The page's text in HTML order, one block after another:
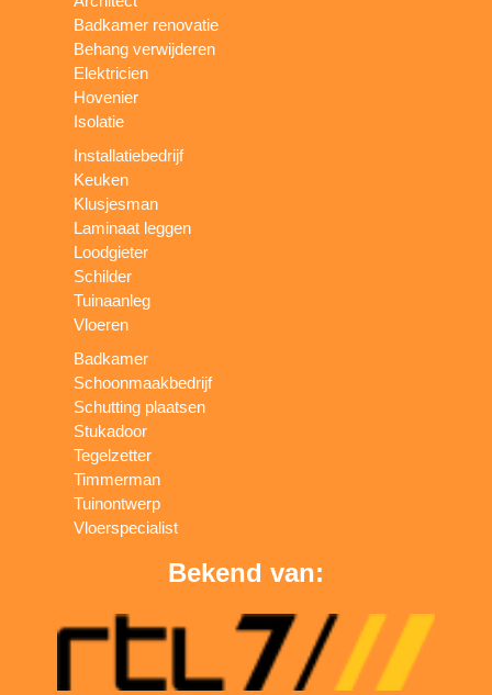
Badkamer renovatie
Behang verwijderen
Elektricien
Hovenier
Isolatie
Installatiebedrijf
Keuken
Klusjesman
Laminaat leggen
Loodgieter
Schilder
Tuinaanleg
Vloeren
Badkamer
Schoonmaakbedrijf
Schutting plaatsen
Stukadoor
Tegelzetter
Timmerman
Tuinontwerp
Vloerspecialist
Bekend van: